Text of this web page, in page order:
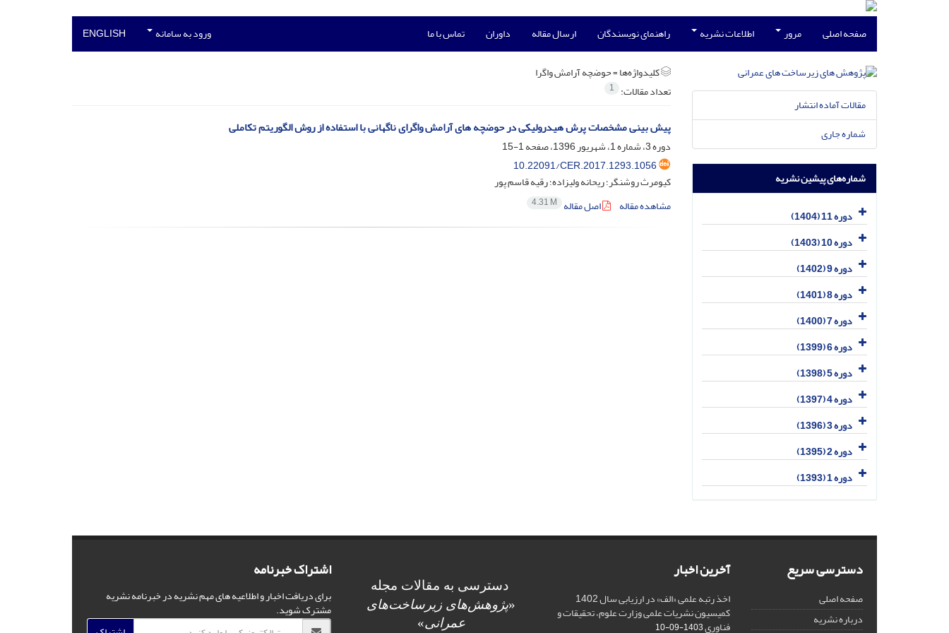
صفحه اصلی مرور اطلاعات نشریه راهنمای نویسندگان ارسال مقاله داوران تماس با ما ورود به سامانه ENGLISH
کلیدواژه‌ها =حوضچه‌ آرامش واگرا
تعداد مقالات: 1
پیش بینی مشخصات پرش هیدرولیکی در حوضچه های آرامش واگرای ناگهانی با استفاده از روش الگوریتم تکاملی
دوره 3، شماره 1، شهریور 1396، صفحه
1-15
10.22091/CER.2017.1293.1056
کیومرث روشنگر؛ ریحانه ولیزاده؛ رقیه قاسم پور
مشاهده مقاله
اصل مقاله 4.31 M
مقالات آماده انتشار
شماره جاری
شماره‌های پیشین نشریه
دوره 11 (1404)
دوره 10 (1403)
دوره 9 (1402)
دوره 8 (1401)
دوره 7 (1400)
دوره 6 (1399)
دوره 5 (1398)
دوره 4 (1397)
دوره 3 (1396)
دوره 2 (1395)
دوره 1 (1393)
دسترسی سریع
صفحه اصلی
درباره نشریه
آخرین اخبار
اخذ رتبه علمی «الف» در ارزیابی سال 1402
کمیسیون نشریات علمی وزارت علوم، تحقیقات و
فناوری1403-09-10
دسترسی به مقالات مجله
«پژوهش‌های زیرساخت‌های
عمرانی»
اشتراک خبرنامه
برای دریافت اخبار و اطلاعیه های مهم نشریه در خبرنامه نشریه
مشترک شوید.